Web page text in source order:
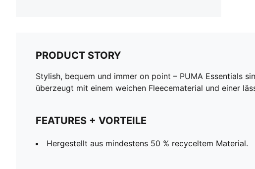
PRODUCT STORY
Stylish, bequem und immer on point – PUMA Essentials
überzeugt mit einem weichen Fleecematerial und einer
FEATURES + VORTEILE
Hergestellt aus mindestens 50 % recyceltem Material.